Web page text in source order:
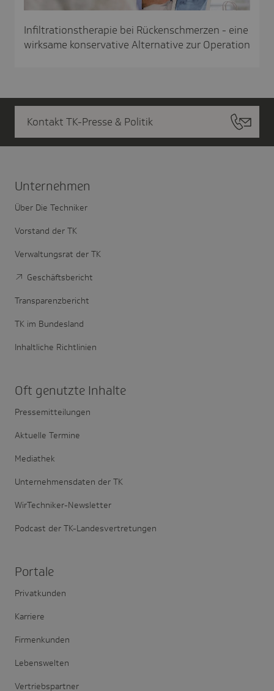
Infiltrationstherapie bei Rückenschmerzen - eine
wirksame konservative Alternative zur Operation
Kontakt TK-Presse & Politik
Unter­nehmen
Über Die Techniker
Vorstand der TK
Verwaltungsrat der TK
Geschäftsbericht
Transparenzbericht
TK im Bundesland
Inhaltliche Richtlinien
Oft genutzte Inhalte
Pressemitteilungen
Aktuelle Termine
Mediathek
Unternehmensdaten der TK
WirTechniker-Newsletter
Podcast der TK-Landesvertretungen
Portale
Privatkunden
Karriere
Firmenkunden
Lebenswelten
Vertriebspartner